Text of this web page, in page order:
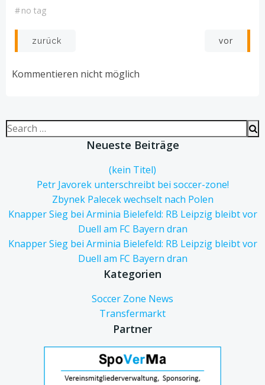
#no tag
Post
navigation
zurück
navigation
vor
Kommentieren nicht möglich
Search
for:
Neueste Beiträge
(kein Titel)
Petr Javorek unterschreibt bei soccer-zone!
Zbynek Palecek wechselt nach Polen
Knapper Sieg bei Arminia Bielefeld: RB Leipzig bleibt vor
Duell am FC Bayern dran
Knapper Sieg bei Arminia Bielefeld: RB Leipzig bleibt vor
Duell am FC Bayern dran
Kategorien
Soccer Zone News
Transfermarkt
Partner